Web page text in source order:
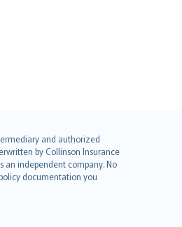
and authorized
by Collinson Insurance
an independent company. No
documentation you